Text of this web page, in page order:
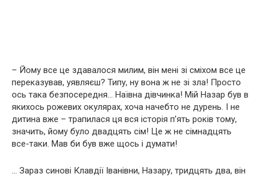
– Йому все це здавалося милим, він мені зі сміхом все це
переказував, уявляєш? Типу, ну вона ж не зі зла! Просто
ось така безпосередня… Наївна дівчинка! Мій Назар був в
якихось рожевих окулярах, хоча начебто не дурень. І не
дитина вже – трапилася ця вся історія п’ять років тому,
значить, йому було двадцять сім! Це ж не сімнадцять
все-таки. Мав би був вже щось і думати!
… Зараз синові Клавдії Іванівни, Назару, тридцять два, він